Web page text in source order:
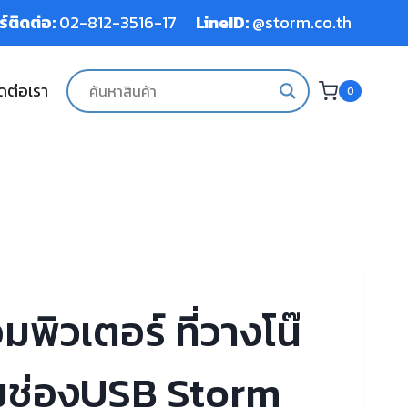
ติดต่อ:02-812-3516-17 LineID:@storm.co.th
อเรา 0
พิวเตอร์ ที่วางโน๊
องUSB Storm